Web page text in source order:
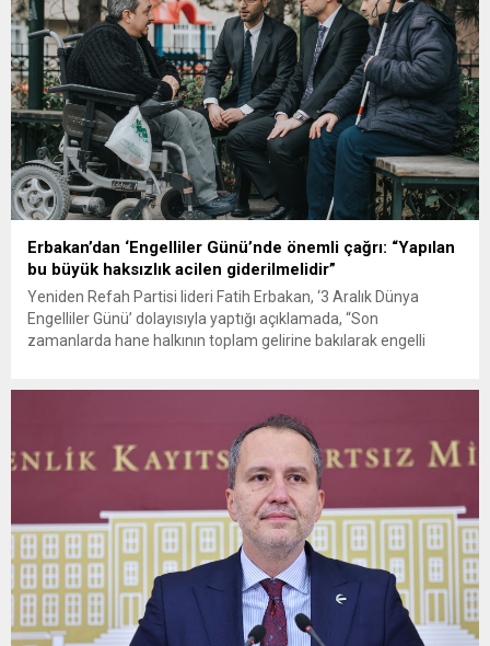
Erbakan’dan ‘Engelliler Günü’nde önemli çağrı: “Yapılan
bu büyük haksızlık acilen giderilmelidir”
Yeniden Refah Partisi lideri Fatih Erbakan, ‘3 Aralık Dünya
Engelliler Günü’ dolayısıyla yaptığı açıklamada, “Son
zamanlarda hane halkının toplam gelirine bakılarak engelli
gibi kendi ayaklarının üzerinde durup kendisi...